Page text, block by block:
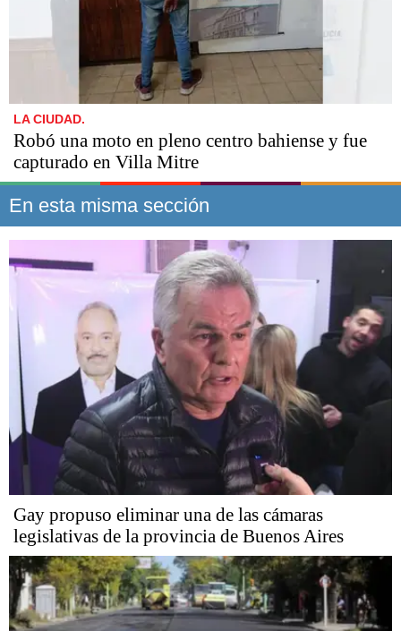
LA CIUDAD.
Robó una moto en pleno centro bahiense y fue
capturado en Villa Mitre
En esta misma sección
Gay propuso eliminar una de las cámaras
legislativas de la provincia de Buenos Aires